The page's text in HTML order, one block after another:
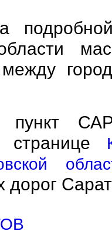
между
пункт
дорог